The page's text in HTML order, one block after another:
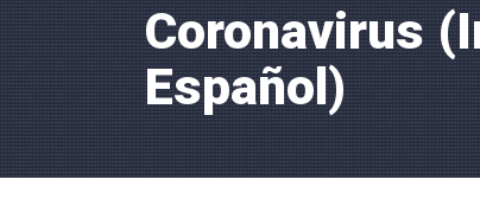
Coronavirus
Español)